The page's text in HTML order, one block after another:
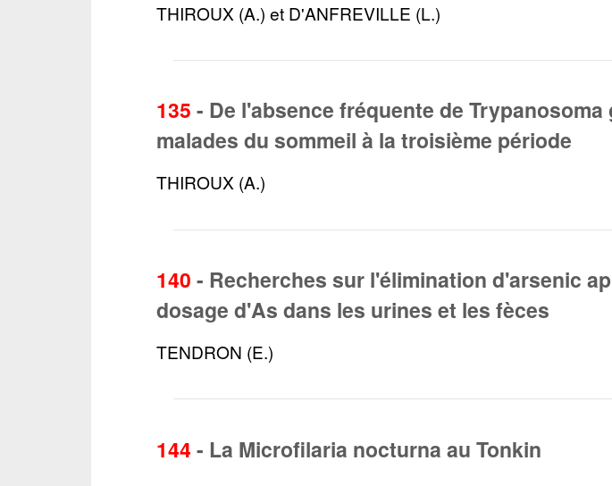
THIROUX (A.) et D'ANFREVILLE (L.)
135 - De l'absence fréquente de
malades du sommeil à la troisième période
THIROUX (A.)
140 - Recherches sur l'élimination d'arsenic
dosage d'As dans les urines et les fèces
TENDRON (E.)
144 - La Microfilaria nocturna au Tonkin